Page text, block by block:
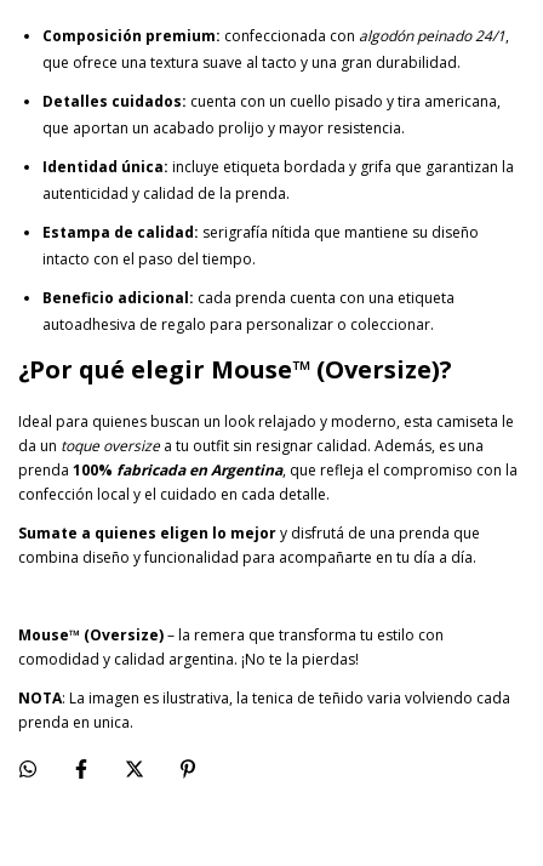
Composición premium: confeccionada con algodón peinado 24/1,
que ofrece una textura suave al tacto y una gran durabilidad.
Detalles cuidados: cuenta con un cuello pisado y tira americana,
que aportan un acabado prolijo y mayor resistencia.
Identidad única: incluye etiqueta bordada y grifa que garantizan la
autenticidad y calidad de la prenda.
Estampa de calidad: serigrafía nítida que mantiene su diseño
intacto con el paso del tiempo.
Beneficio adicional: cada prenda cuenta con una etiqueta
autoadhesiva de regalo para personalizar o coleccionar.
¿Por qué elegir Mouse™ (Oversize)?
Ideal para quienes buscan un look relajado y moderno, esta camiseta le
da un toque oversizea tu outfit sin resignar calidad. Además, es una
prenda 100% fabricada en Argentina, que refleja el compromiso con la
confección local y el cuidado en cada detalle.
Sumate a quienes eligen lo mejory disfrutá de una prenda que
combina diseño y funcionalidad para acompañarte en tu día a día.
Mouse™ (Oversize)– la remera que transforma tu estilo con
comodidad y calidad argentina. ¡No te la pierdas!
NOTA: La imagen es ilustrativa, la tenica de teñido varia volviendo cada
prenda en unica.